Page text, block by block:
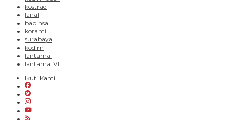
kostrad
lanal
babinsa
koramil
surabaya
kodim
lantamal
lantamal VI
Ikuti Kami